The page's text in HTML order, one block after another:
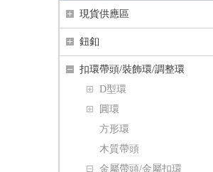
現貨供應區
鈕釦
扣環帶頭/裝飾環/調整環
D型環
圓環
方形環
木質帶頭
金屬帶頭/金屬扣環